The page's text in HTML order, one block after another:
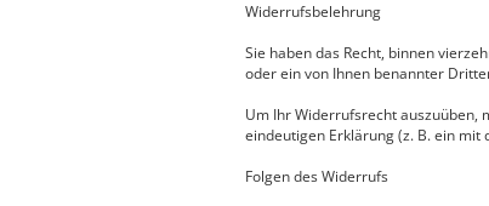
Widerrufsbelehrung
Sie haben das Recht, binnen
oder ein von Ihnen benannter
Um Ihr Widerrufsrecht auszuüben,
eindeutigen Erklärung (z. B. ein
Folgen des Widerrufs